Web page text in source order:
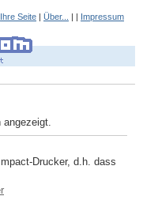
Ihre Seite | Über... | | Impressum
angezeigt.
Drucker, d.h. dass